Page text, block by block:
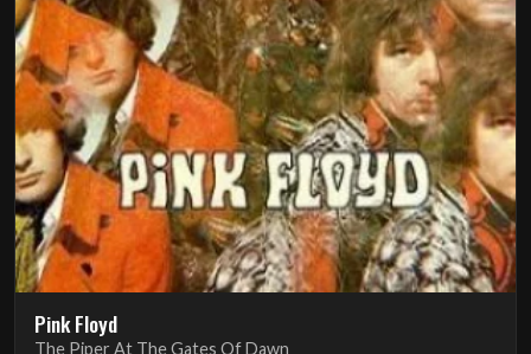
Pink Floyd
The Piper At The Gates Of Dawn